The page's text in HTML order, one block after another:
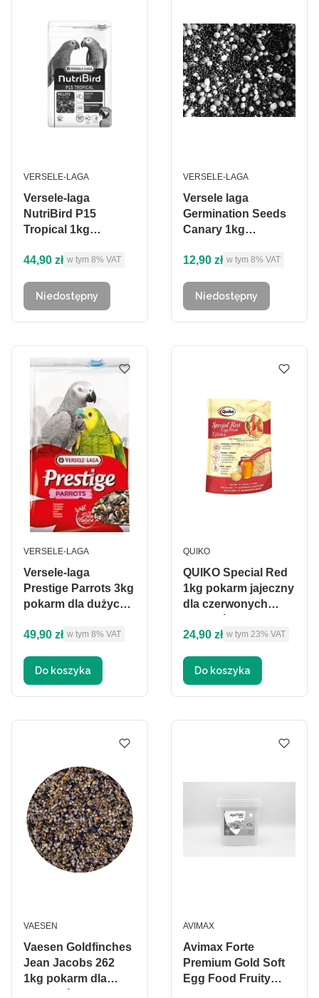
Versele-laga
NutriBird P15
Tropical 1kg
papug
PRODUCENT
VERSELE-LAGA
Cena brutto
44,90 zł w tym %s VAT
w tym 8% VAT
Niedostępny
Versele laga
Germination Seeds
Canary 1kg
kiełkowania dla
PRODUCENT
VERSELE-LAGA
Cena brutto
12,90 zł w tym %s VAT
w tym 8% VAT
Niedostępny
Versele-laga
Prestige Parrots 3kg
pokarm dla dużych
PRODUCENT
VERSELE-LAGA
Cena brutto
49,90 zł w tym %s VAT
w tym 8% VAT
Do koszyka
QUIKO Special Red
1kg pokarm jajeczny
dla czerwonych
PRODUCENT
QUIKO
Cena brutto
24,90 zł w tym %s VAT
w tym 23% VAT
Do koszyka
Vaesen Goldfinches
Jean Jacobs 262
1kg pokarm dla
PRODUCENT
VAESEN
Avimax Forte
Premium Gold Soft
Egg Food Fruity
PRODUCENT
AVIMAX